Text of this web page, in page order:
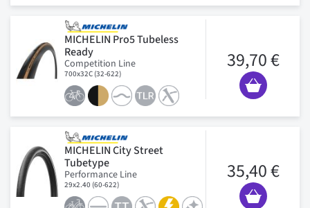
MICHELIN Pro5 Tubeless
Ready
Competition Line
700x32C (32-622)
39,70 €
MICHELIN City Street
Tubetype
Performance Line
29x2.40 (60-622)
35,40 €